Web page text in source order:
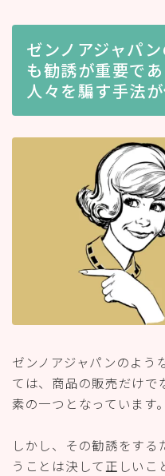
ゼンノアジャパ
も勧誘が重要で
人々を騙す手法
ゼンノアジャパンのよう
ては、商品の販売だけで
素の一つとなっています。
しかし、その勧誘をす
うことは決して正しいこ